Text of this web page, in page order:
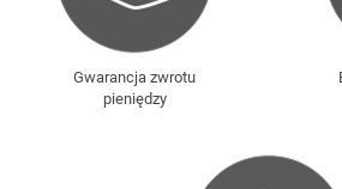
Gwarancja zwrotu
pieniędzy